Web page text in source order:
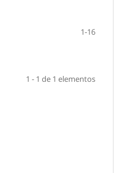
1-16
1 - 1 de 1 elementos